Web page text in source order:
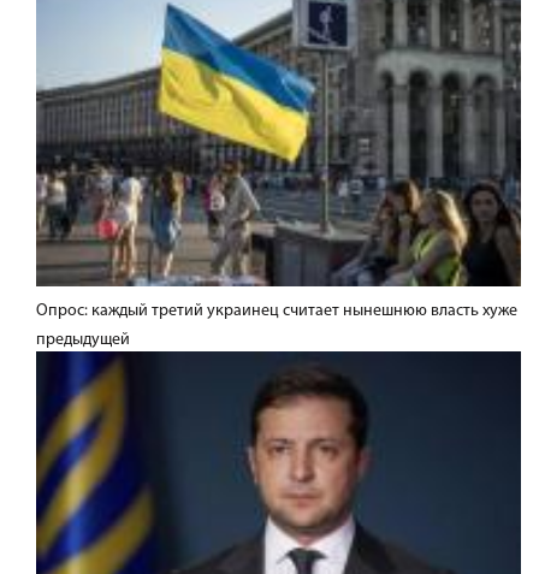
Опрос: каждый третий украинец считает нынешнюю власть хуже
предыдущей